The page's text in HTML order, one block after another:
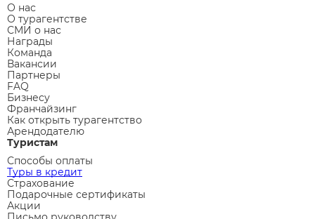
О нас
О турагентстве
СМИ о нас
Награды
Команда
Вакансии
Партнеры
FAQ
Бизнесу
Франчайзинг
Как открыть турагентство
Арендодателю
Туристам
Способы оплаты
Туры в кредит
Страхование
Подарочные сертификаты
Акции